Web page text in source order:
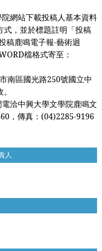
網站下載投稿人基本資料
式，並於標題註明「投稿
稿鹿鳴電子報-藝術迴
檔格式寄至：
南區國光路250號國立中
洽中興大學文學院鹿鳴文
，傳真： (04)2285-9196
人